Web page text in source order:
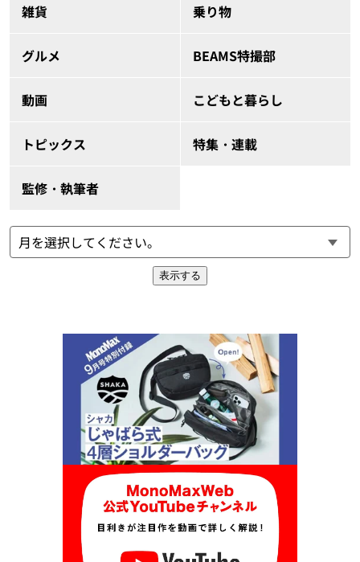
雑貨 乗り物
グルメ BEAMS特撮部
動画 こどもと暮らし
トピックス 特集・連載
監修・執筆者
表示する